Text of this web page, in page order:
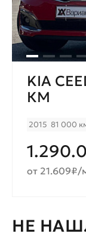
KIA
КМ
2015 81 000
от 21.609₽/
НЕ